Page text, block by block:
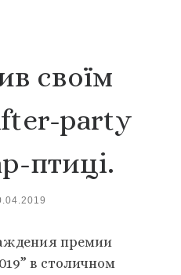
своїм
party
птиці.
премии
в столичном